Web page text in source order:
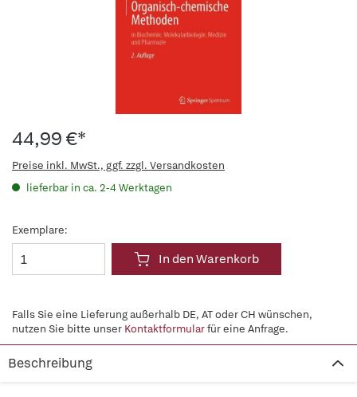
44,99 €*
Preise inkl. MwSt., ggf. zzgl. Versandkosten
lieferbar in ca. 2-4 Werktagen
Exemplare:
In den Warenkorb
Falls Sie eine Lieferung außerhalb DE, AT oder CH wünschen,
nutzen Sie bitte unser Kontaktformularfür eine Anfrage.
Beschreibung